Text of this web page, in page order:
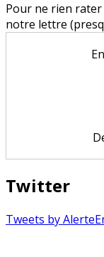
Pour ne rien
notre lettre
Twitter
Tweets by